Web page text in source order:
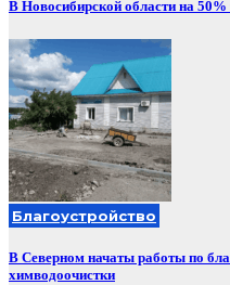
В Новосибирской области на
Благоустройство
В Северном начаты работы по
химводоочистки